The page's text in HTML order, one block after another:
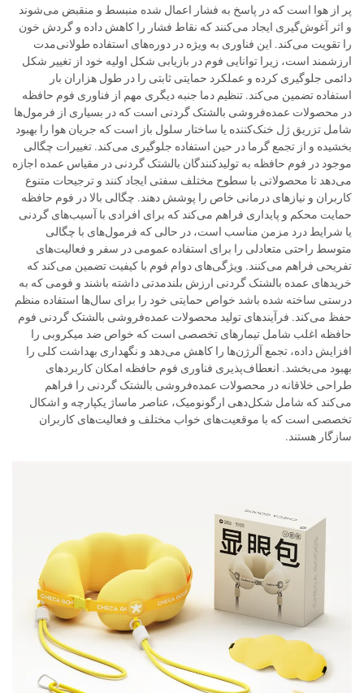
پر از هوا است که در پاسخ به فشار اعمال شده منبسط و منقبض می‌شوند
و اثر آغوش‌گیری ایجاد می‌کنند که نقاط فشار را کاهش داده و گردش خون
را تقویت می‌کند. این فناوری به ویژه در دوره‌های استفاده طولانی‌مدت
ارزشمند است، زیرا توانایی فوم در بازیابی شکل اولیه خود از تغییر شکل
دائمی جلوگیری کرده و عملکرد حمایتی ثابتی را در طول هزاران بار
استفاده تضمین می‌کند. تنظیم دما جنبه دیگری مهم از فناوری فوم حافظه
در محصولات عمده‌فروشی بالشتک گردنی است که در بسیاری از فرمول‌ها
شامل تزریق ژل خنک‌کننده یا ساختار سلول باز است که جریان هوا را بهبود
بخشیده و از تجمع گرما در حین استفاده جلوگیری می‌کند. تغییرات چگالی
موجود در فوم حافظه به تولیدکنندگان بالشتک گردنی در مقیاس عمده اجازه
می‌دهد تا محصولاتی با سطوح مختلف سفتی ایجاد کنند و ترجیحات متنوع
کاربران و نیازهای درمانی خاص را پوشش دهند. چگالی بالا در فوم حافظه
حمایت محکم و پایداری فراهم می‌کند که برای افرادی با آسیب‌های گردنی
یا شرایط درد مزمن مناسب است، در حالی که فرمول‌های با چگالی
متوسط راحتی متعادلی را برای استفاده عمومی در سفر و فعالیت‌های
تفریحی فراهم می‌کنند. ویژگی‌های دوام فوم با کیفیت تضمین می‌کند که
خریدهای عمده بالشتک گردنی ارزش بلندمدتی داشته باشند و فومی که به
درستی ساخته شده باشد خواص حمایتی خود را برای سال‌ها استفاده منظم
حفظ می‌کند. فرآیندهای تولید محصولات عمده‌فروشی بالشتک گردنی فوم
حافظه اغلب شامل تیمارهای تخصصی است که خواص ضد میکروبی را
افزایش داده، تجمع آلرژن‌ها را کاهش می‌دهد و نگهداری بهداشت کلی را
بهبود می‌بخشد. انعطاف‌پذیری فناوری فوم حافظه امکان کاربردهای
طراحی خلاقانه در محصولات عمده‌فروشی بالشتک گردنی را فراهم
می‌کند که شامل شکل‌دهی ارگونومیک، عناصر ماساژ یکپارچه و اشکال
تخصصی است که با موقعیت‌های خواب مختلف و فعالیت‌های کاربران
سازگار هستند.